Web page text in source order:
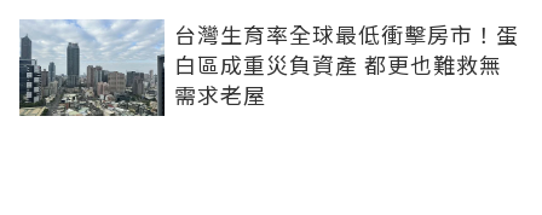
台灣生育率全球最低衝擊房市！蛋
白區成重災負資產 都更也難救無
需求老屋